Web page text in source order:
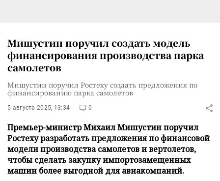
Мишустин поручил создать модель
финансирования производства парка
самолетов
Мишустин поручил Ростеху создать предложения по
финансированию парка самолетов
5 августа 2025, 13:34 0
Премьер-министр Михаил Мишустин поручил
Ростеху разработать предложения по финансовой
модели производства самолетов и вертолетов,
чтобы сделать закупку импортозамещенных
машин более выгодной для авиакомпаний.